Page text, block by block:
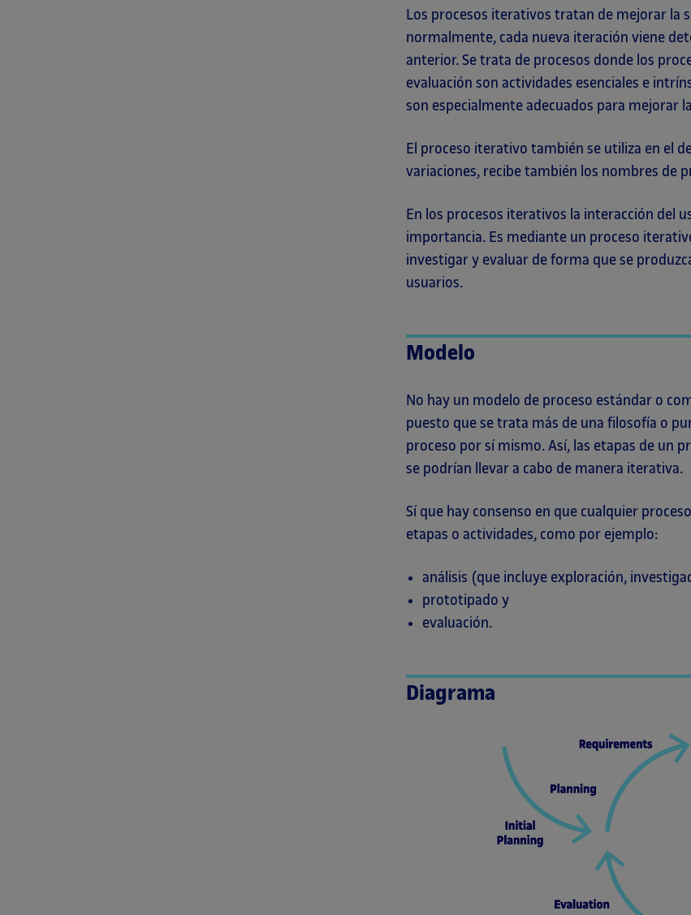
Los procesos iterativos tratan de mejorar la
normalmente, cada nueva iteración viene
anterior. Se trata de procesos donde los
evaluación son actividades esenciales e
son especialmente adecuados para mejorar
El proceso iterativo también se utiliza en el
variaciones, recibe también los nombres de
En los procesos iterativos la interacción del
importancia. Es mediante un proceso
investigar y evaluar de forma que se
usuarios.
Modelo
No hay un modelo de proceso estándar o
puesto que se trata más de una filosofía o
proceso por sí mismo. Así, las etapas de un
se podrían llevar a cabo de manera iterativa.
Sí que hay consenso en que cualquier
etapas o actividades, como por ejemplo:
análisis (que incluye exploración,
prototipado y
evaluación.
Diagrama